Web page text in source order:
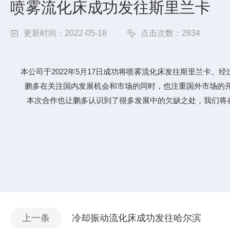
喷雾流化床成功发往斯里兰卡
更新时间：2022-05-18 点击次数：2834
本公司于2022年5月17日成功将喷雾流化床发往斯里兰卡。
鹏多在关注国内发展机会和市场的同时，也注重国外市场的
本次合作也让鹏多认识到了很多发展中的欠缺之处，我们将
上一条 冷却振动流化床成功发往哈尔滨